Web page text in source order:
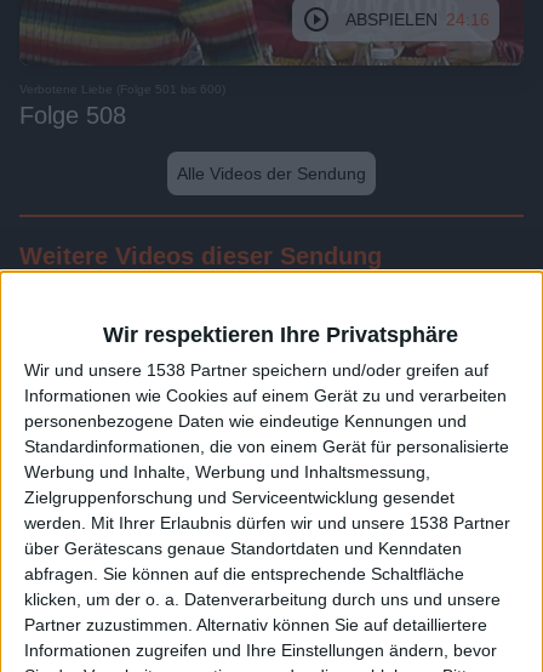
Wir respektieren Ihre Privatsphäre
Wir und unsere 1538 Partner speichern und/oder greifen auf
Informationen wie Cookies auf einem Gerät zu und verarbeiten
personenbezogene Daten wie eindeutige Kennungen und
Standardinformationen, die von einem Gerät für personalisierte
Werbung und Inhalte, Werbung und Inhaltsmessung,
Zielgruppenforschung und Serviceentwicklung gesendet
werden. Mit Ihrer Erlaubnis dürfen wir und unsere 1538 Partner
über Gerätescans genaue Standortdaten und Kenndaten
abfragen. Sie können auf die entsprechende Schaltfläche
klicken, um der o. a. Datenverarbeitung durch uns und unsere
Partner zuzustimmen. Alternativ können Sie auf detailliertere
Informationen zugreifen und Ihre Einstellungen ändern, bevor
ABSPIELEN 24:16
Verbotene Liebe (Folge 501 bis 600)
Folge 508
Alle Videos der Sendung
Weitere Videos dieser Sendung
Folge 509